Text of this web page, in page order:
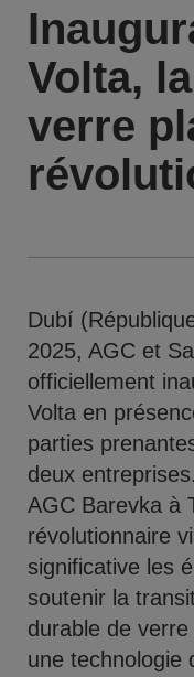
Volta,
verre
Dubí
2025, AGC et
officiellement
Volta en
parties
deux
AGC Barevka à
révolutionnaire
significative les
soutenir la
durable de
une technologie